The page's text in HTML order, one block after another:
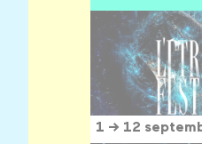
1 → 12